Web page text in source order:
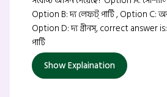
Option B: দ্য লেফট্ পার্টি , Option C:
Option D: দ্য গ্রীনস্, correct answer
পার্টি
Show Explaination